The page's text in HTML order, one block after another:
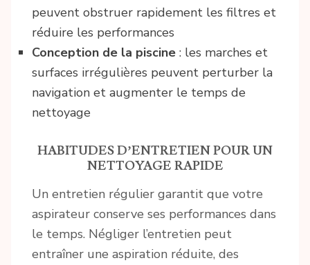
peuvent obstruer rapidement les filtres et
réduire les performances
Conception de la piscine : les marches et
surfaces irrégulières peuvent perturber la
navigation et augmenter le temps de
nettoyage
HABITUDES D’ENTRETIEN POUR UN
NETTOYAGE RAPIDE
Un entretien régulier garantit que votre
aspirateur conserve ses performances dans
le temps. Négliger l’entretien peut
entraîner une aspiration réduite, des